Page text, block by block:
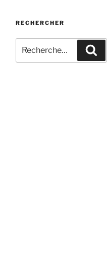
RECHERCHER
pour
: